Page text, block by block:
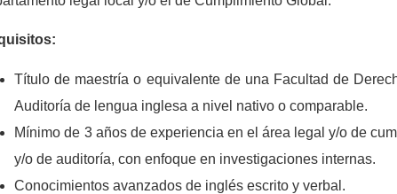
Título de maestría o equivalente de una Facultad de
Auditoría de lengua inglesa a nivel nativo o comparable.
Mínimo de 3 años de experiencia en el área legal y/o de
y/o de auditoría, con enfoque en investigaciones internas.
Conocimientos avanzados de inglés escrito y verbal.